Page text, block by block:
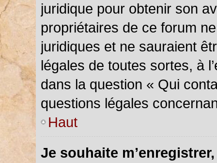
juridique pour obtenir son
propriétaires de ce forum
juridiques et ne sauraient
légales de toutes sortes, à
dans la question « Qui
questions légales
Haut
Je souhaite